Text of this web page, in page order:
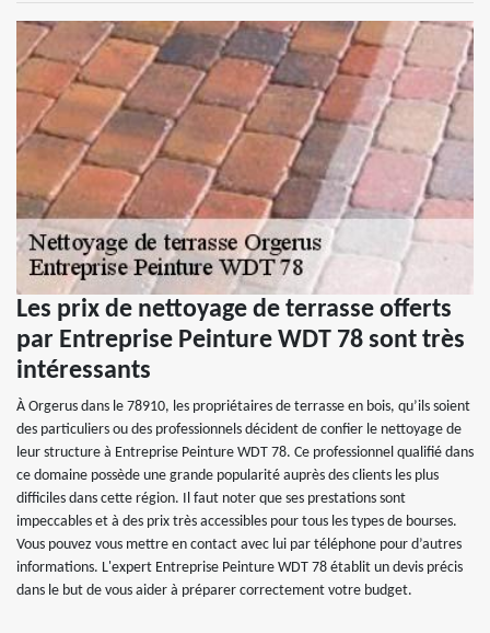
Les prix de nettoyage de terrasse offerts
par Entreprise Peinture WDT 78 sont très
intéressants
À Orgerus dans le 78910, les propriétaires de terrasse en bois, qu’ils soient
des particuliers ou des professionnels décident de confier le nettoyage de
leur structure à Entreprise Peinture WDT 78. Ce professionnel qualifié dans
ce domaine possède une grande popularité auprès des clients les plus
difficiles dans cette région. Il faut noter que ses prestations sont
impeccables et à des prix très accessibles pour tous les types de bourses.
Vous pouvez vous mettre en contact avec lui par téléphone pour d’autres
informations. L'expert Entreprise Peinture WDT 78 établit un devis précis
dans le but de vous aider à préparer correctement votre budget.